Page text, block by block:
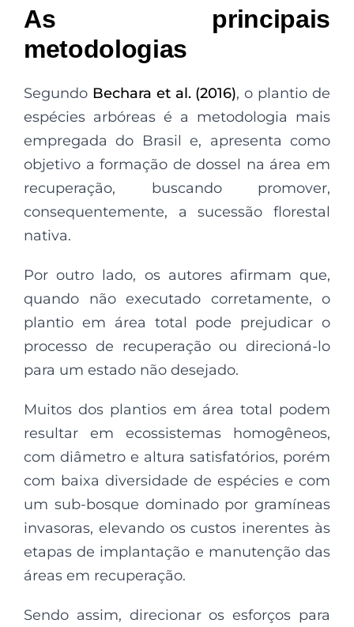
As principais
metodologias
Segundo Bechara et al. (2016), o plantio de
espécies arbóreas é a metodologia mais
empregada do Brasil e, apresenta como
objetivo a formação de dossel na área em
recuperação, buscando promover,
consequentemente, a sucessão florestal
nativa.
Por outro lado, os autores afirmam que,
quando não executado corretamente, o
plantio em área total pode prejudicar o
processo de recuperação ou direcioná-lo
para um estado não desejado.
Muitos dos plantios em área total podem
resultar em ecossistemas homogêneos,
com diâmetro e altura satisfatórios, porém
com baixa diversidade de espécies e com
um sub-bosque dominado por gramíneas
invasoras, elevando os custos inerentes às
etapas de implantação e manutenção das
áreas em recuperação.
Sendo assim, direcionar os esforços para